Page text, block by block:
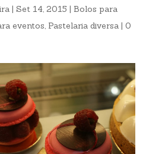
| Set 14, 2015 | Bolos para
eventos, Pastelaria diversa| 0